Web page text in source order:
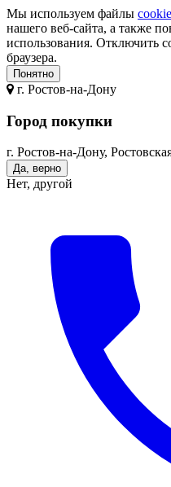
Мы используем файлы
нашего веб-сайта, а также
использования. Отключить
браузера.
Понятно
г. Ростов-на-Дону
Город покупки
г. Ростов-на-Дону,
Да, верно
Нет, другой